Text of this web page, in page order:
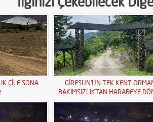
ÇİLE SONA
GİRESUN’UN TEK KENT
BAKIMSIZLIKTAN HARABEYE